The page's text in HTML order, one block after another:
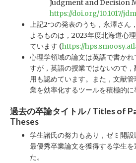
Judgment and Decision
https://doi.org/10.1017/
上記2つの発表のうち，永澤さん
よるものは，2023年度北海道心
ています (https://
心理学領域の論文は英語で書か
すが，英語の授業ではないので
用も認めています。また，文献
業を効率化するツールを積極的に
過去の卒論タイトル / Titles of
Theses
学生諸氏の努力もあり，ゼミ開
最優秀卒業論文を獲得する学生
た。